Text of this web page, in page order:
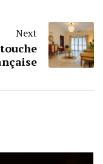
Next